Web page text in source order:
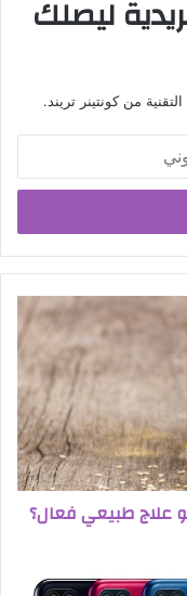
ليصلك
من كونتينر تريند.
علاج طبيعي فعال؟